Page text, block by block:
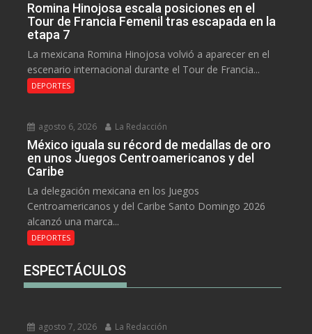
Romina Hinojosa escala posiciones en el
Tour de Francia Femenil tras escapada en la
etapa 7
La mexicana Romina Hinojosa volvió a aparecer en el
escenario internacional durante el Tour de Francia...
DEPORTES
agosto 6, 2026 La Redacción
México iguala su récord de medallas de oro
en unos Juegos Centroamericanos y del
Caribe
La delegación mexicana en los Juegos
Centroamericanos y del Caribe Santo Domingo 2026
alcanzó una marca...
DEPORTES
ESPECTÁCULOS
agosto 7, 2026 La Redacción